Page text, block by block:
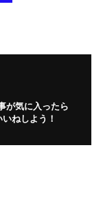
が気に入ったら
いねしよう！